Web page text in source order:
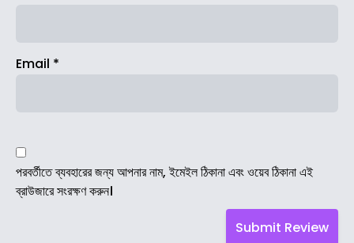
Email *
পরবর্তীতে ব্যবহারের জন্য আপনার নাম, ইমেইল ঠিকানা এবং ওয়েব ঠিকানা এই
ব্রাউজারে সংরক্ষণ করুন।